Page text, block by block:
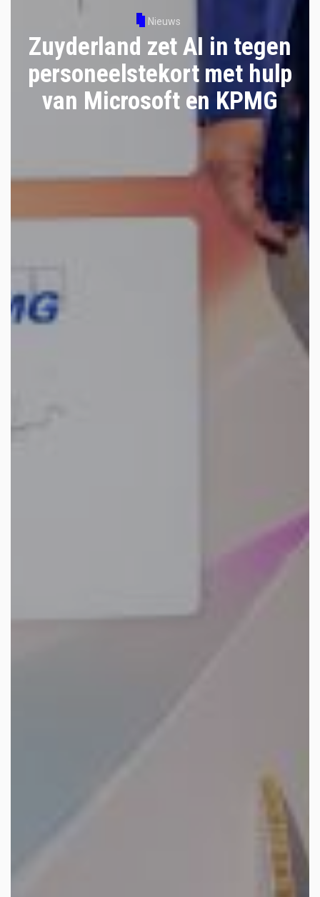
Nieuws
Zuyderland zet AI in tegen
personeelstekort met hulp
van Microsoft en KPMG